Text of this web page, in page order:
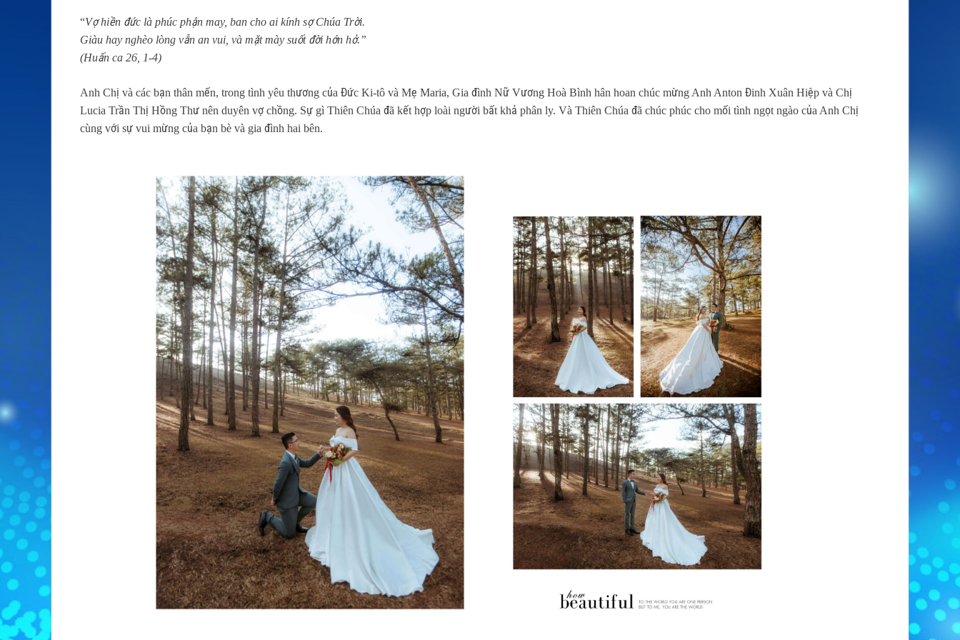
“Vợ hiền đức là phúc phận may, ban cho ai kính sợ Chúa Trời.
Giàu hay nghèo lòng vẫn an vui, và mặt mày suốt đời hớn hở.”
(Huấn ca 26, 1-4)
Anh Chị và các bạn thân mến, trong tình yêu thương của Đức Ki-tô và Mẹ Maria, Gia đình Nữ Vương Hoà Bình hân hoan chúc mừng Anh Anton Đinh Xuân Hiệp và Chị
Lucia Trần Thị Hồng Thư nên duyên vợ chồng. Sự gì Thiên Chúa đã kết hợp loài người bất khả phân ly. Và Thiên Chúa đã chúc phúc cho mối tình ngọt ngào của Anh Chị
cùng với sự vui mừng của bạn bè và gia đình hai bên.